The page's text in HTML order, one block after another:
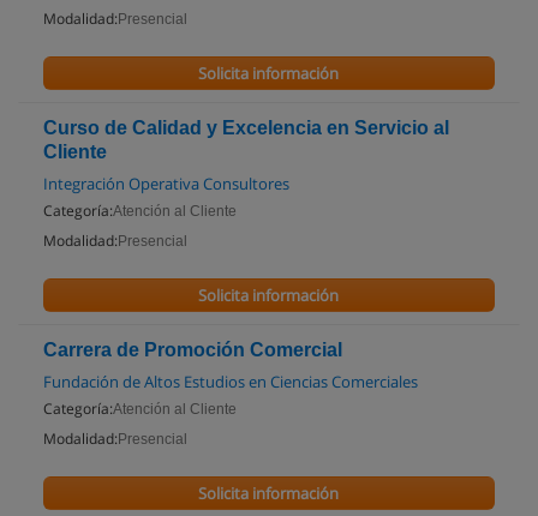
Modalidad: Presencial
Solicita información
Curso de Calidad y Excelencia en Servicio al
Cliente
Integración Operativa Consultores
Categoría:Atención al Cliente
Modalidad: Presencial
Solicita información
Carrera de Promoción Comercial
Fundación de Altos Estudios en Ciencias Comerciales
Categoría:Atención al Cliente
Modalidad: Presencial
Solicita información